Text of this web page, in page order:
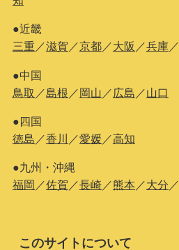
●近畿
三重／滋賀 ／京都／大阪 ／兵庫／
●中国
鳥取 ／島根 ／岡山 ／ 広島 ／山口
●四国
徳島 ／香川 ／愛媛／高知
●九州・沖縄
福岡 ／佐賀 ／長崎／熊本 ／大分 ／
このサイトについて